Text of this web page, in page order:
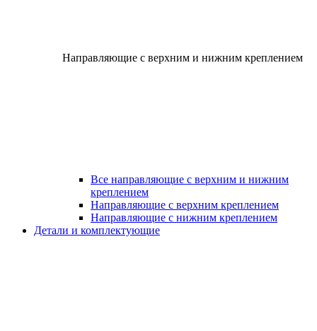
Направляющие с верхним и нижним креплением
Все направляющие с верхним и нижним
креплением
Направляющие с верхним креплением
Направляющие с нижним креплением
Детали и комплектующие